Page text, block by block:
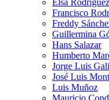
Francisco
Freddy
Guillermina
Hans Salazar
Humberto
Jorge Luis
José Luis
Luis Muñoz
Mauricio